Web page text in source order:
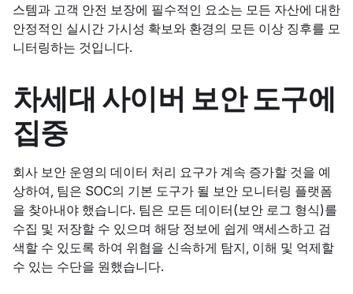
스템과 고객 안전 보장에 필수적인 요소는 모든 자산에 대한
안정적인 실시간 가시성 확보와 환경의 모든 이상 징후를 모
니터링하는 것입니다.
차세대 사이버 보안 도구에
집중
회사 보안 운영의 데이터 처리 요구가 계속 증가할 것을 예
상하여, 팀은 SOC의 기본 도구가 될 보안 모니터링 플랫폼
을 찾아내야 했습니다. 팀은 모든 데이터(보안 로그 형식)를
수집 및 저장할 수 있으며 해당 정보에 쉽게 액세스하고 검
색할 수 있도록 하여 위협을 신속하게 탐지, 이해 및 억제할
수 있는 수단을 원했습니다.